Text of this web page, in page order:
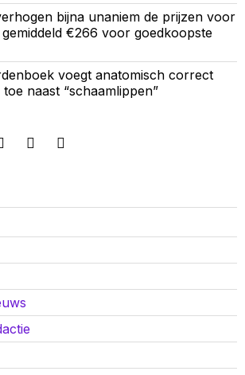
bijna unaniem de prijzen voor
€266 voor goedkoopste
voegt anatomisch correct
naast “schaamlippen”